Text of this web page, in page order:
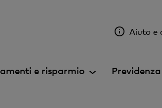
Aiuto e
e risparmio Previdenza